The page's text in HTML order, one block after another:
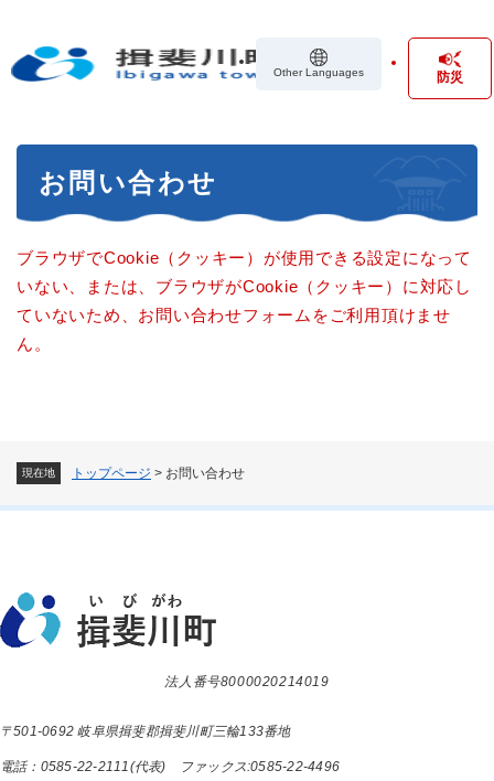
の
Other Languages 防災
現在地 トップページ > お問い合わせ
お問い合わせ
ブラウザでCookie（クッキー）が使用できる設定になって
いない、または、ブラウザがCookie（クッキー）に対応し
ていないため、お問い合わせフォームをご利用頂けませ
ん。
法人番号8000020214019
〒501-0692 岐阜県揖斐郡揖斐川町三輪133番地
電話：0585-22-2111(代表) ファックス:0585-22-4496